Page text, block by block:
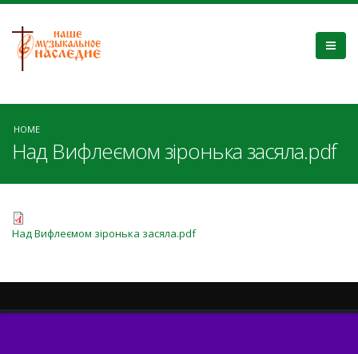
HOME
Над Вифлеємом зіронька засяла.pdf
Над Вифлеємом зіронька засяла.pdf